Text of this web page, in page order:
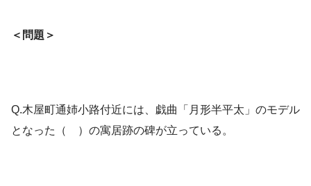
＜問題＞
Q.木屋町通姉小路付近には、戯曲「月形半平太」のモデル
となった（ ）の寓居跡の碑が立っている。